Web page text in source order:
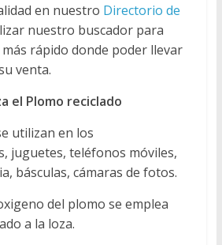
en nuestro Directorio de
nuestro buscador para
rápido donde poder llevar
venta.
el Plomo reciclado
utilizan en los
juguetes, teléfonos móviles,
básculas, cámaras de fotos.
del plomo se emplea
a la loza.